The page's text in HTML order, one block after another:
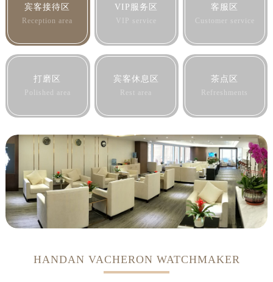
宾客接待区
Reception area
VIP服务区
VIP service
客服区
Customer service
打磨区
Polished area
宾客休息区
Rest area
茶点区
Refreshments
HANDAN VACHERON WATCHMAKER